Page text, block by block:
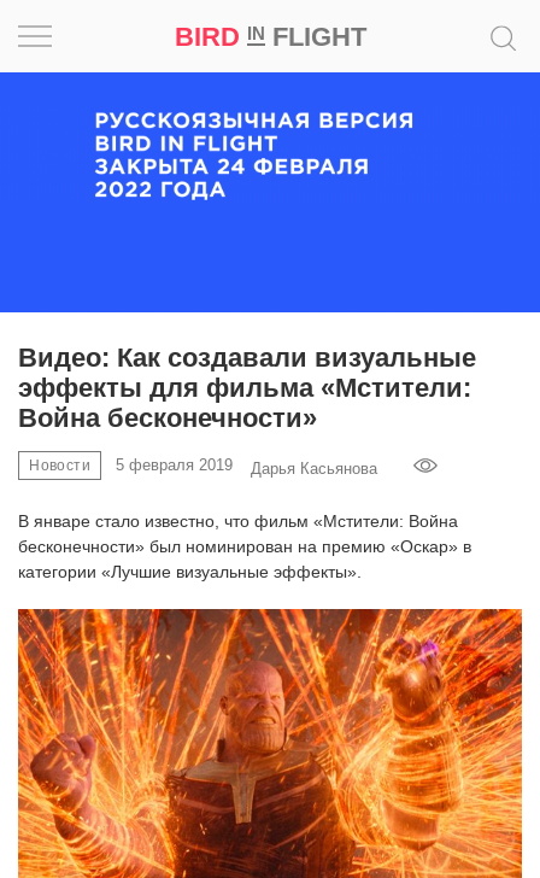
BIRD INFLIGHT
Видео: Как создавали визуальные
эффекты для фильма «Мстители:
Война бесконечности»
Новости 5 февраля 2019 Дарья Касьянова
В январе стало известно, что фильм «Мстители: Война
бесконечности» был номинирован на премию «Оскар» в
категории «Лучшие визуальные эффекты».